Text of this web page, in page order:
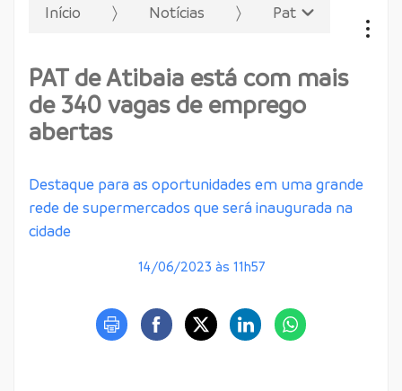
Início Notícias Pat
PAT de Atibaia está com mais
de 340 vagas de emprego
abertas
Destaque para as oportunidades em uma grande
rede de supermercados que será inaugurada na
cidade
14/06/2023 às 11h57